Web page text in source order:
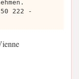
222 -